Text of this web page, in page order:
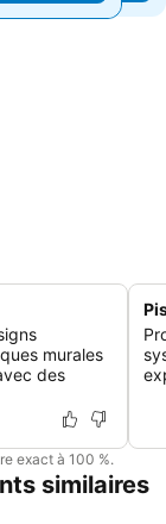
murales
des
exact à 100 %.
similaires